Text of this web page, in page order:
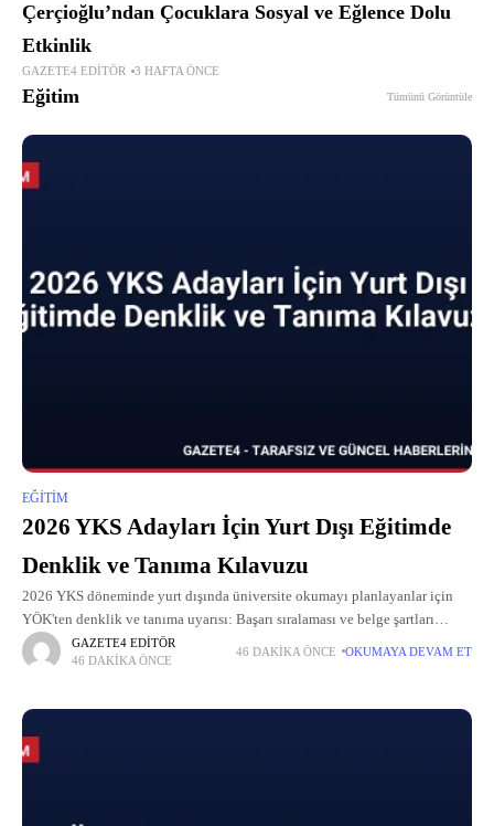
Çerçioğlu’ndan Çocuklara Sosyal ve Eğlence Dolu
Etkinlik
GAZETE4 EDITÖR 3 HAFTA ÖNCE
Eğitim Tümünü Görüntüle
EĞITIM
2026 YKS Adayları İçin Yurt Dışı Eğitimde
Denklik ve Tanıma Kılavuzu
2026 YKS döneminde yurt dışında üniversite okumayı planlayanlar için
YÖK'ten denklik ve tanıma uyarısı: Başarı sıralaması ve belge şartları
neler?
GAZETE4 EDITÖR
46 DAKIKA ÖNCE
46 DAKIKA ÖNCE OKUMAYA DEVAM ET